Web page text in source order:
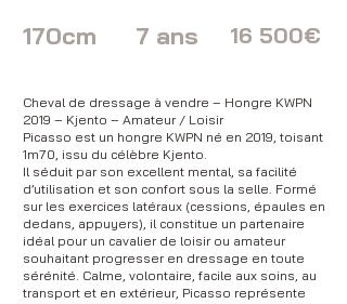
170cm 7 ans 16 500€
Cheval de dressage à vendre – Hongre KWPN
2019 – Kjento – Amateur / Loisir
Picasso est un hongre KWPN né en 2019, toisant
1m70, issu du célèbre Kjento.
Il séduit par son excellent mental, sa facilité
d’utilisation et son confort sous la selle. Formé
sur les exercices latéraux (cessions, épaules en
dedans, appuyers), il constitue un partenaire
idéal pour un cavalier de loisir ou amateur
souhaitant progresser en dressage en toute
sérénité. Calme, volontaire, facile aux soins, au
transport et en extérieur, Picasso représente